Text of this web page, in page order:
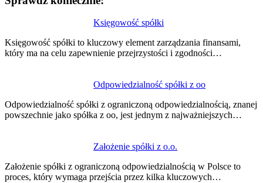
Księgowość spółki
Księgowość spółki to kluczowy element zarządzania finansami,
który ma na celu zapewnienie przejrzystości i zgodności…
Odpowiedzialność spółki z oo
Odpowiedzialność spółki z ograniczoną odpowiedzialnością, znanej
powszechnie jako spółka z oo, jest jednym z najważniejszych…
Założenie spółki z o.o.
Założenie spółki z ograniczoną odpowiedzialnością w Polsce to
proces, który wymaga przejścia przez kilka kluczowych…
wpisu